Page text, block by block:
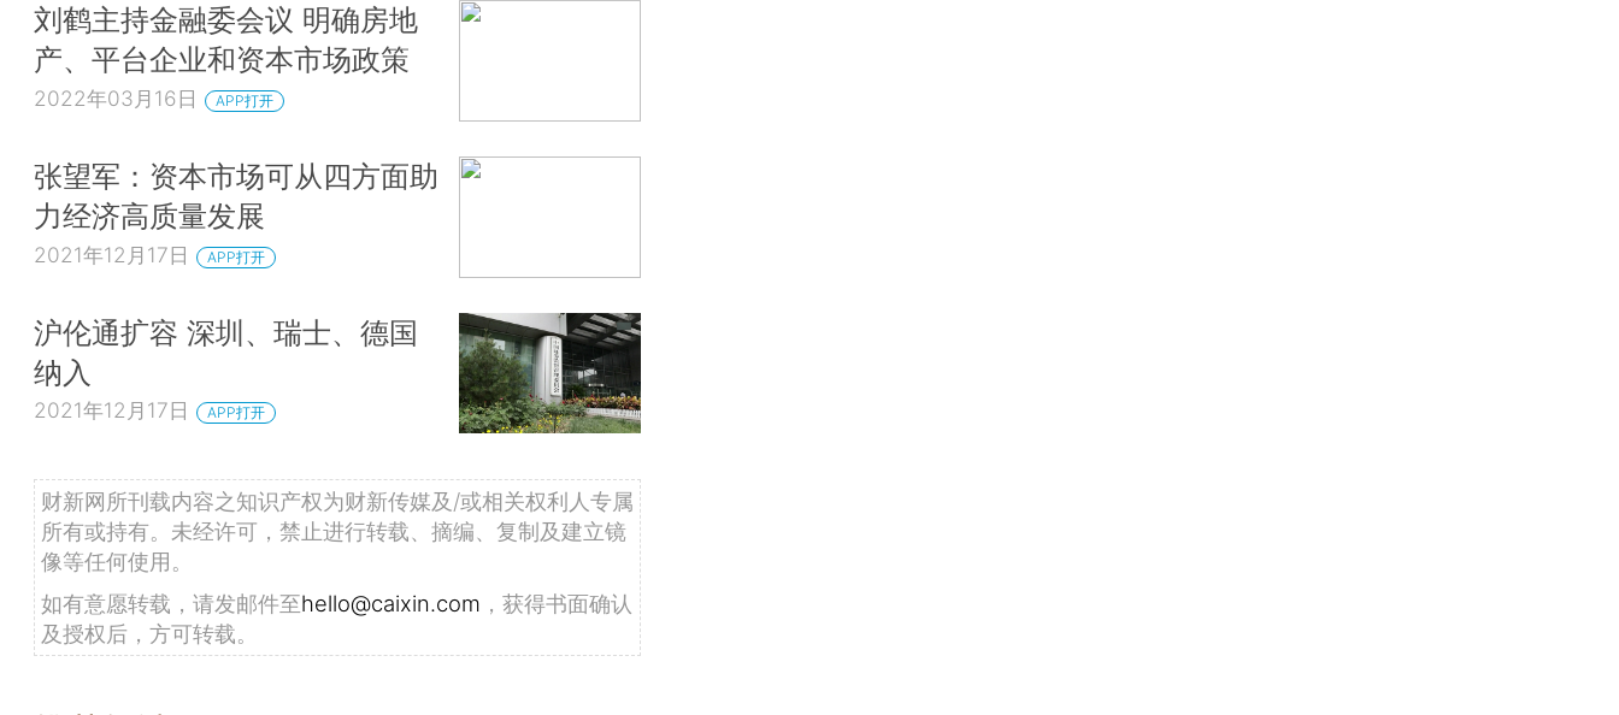
刘鹤主持金融委会议 明确房地
产、平台企业和资本市场政策
2022年03月16日 APP打开
张望军：资本市场可从四方面助
力经济高质量发展
2021年12月17日 APP打开
沪伦通扩容 深圳、瑞士、德国
纳入
2021年12月17日 APP打开
财新网所刊载内容之知识产权为财新传媒及/或相关权利人专属
所有或持有。未经许可，禁止进行转载、摘编、复制及建立镜
像等任何使用。
如有意愿转载，请发邮件至hello@caixin.com ，获得书面确认
及授权后，方可转载。